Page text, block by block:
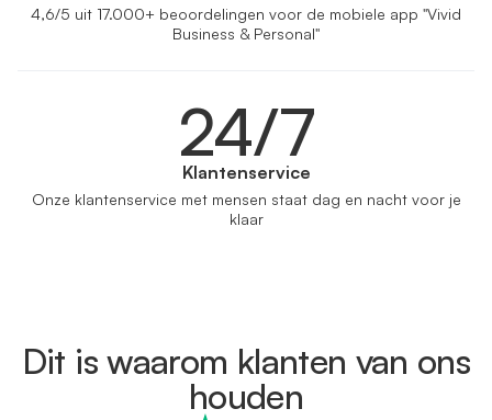
4,6/5 uit 17.000+ beoordelingen voor de mobiele app "Vivid
Business & Personal"
24/7
Klantenservice
Onze klantenservice met mensen staat dag en nacht voor je
klaar
Dit is waarom klanten van ons
houden